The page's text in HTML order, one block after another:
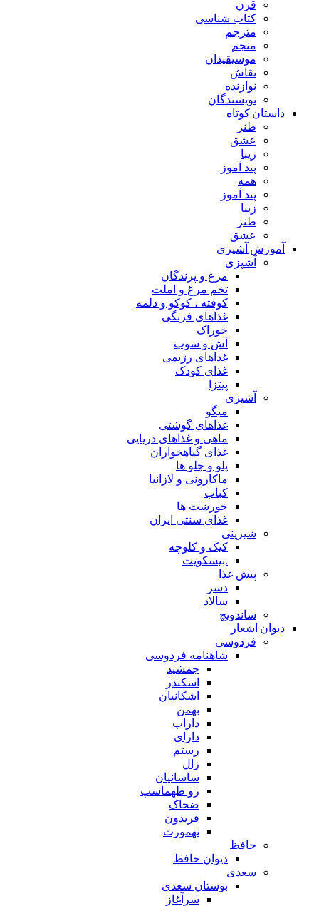
قرن
کتاب شناسی
مترجم
منجم
موسیقیدان
نقاش
نوازنده
نویسندگان
داستان کوتاه
طنز
عشق
زیبا
پند آموز
همه
پند آموز
زیبا
طنز
عشق
آموزش آشپزی
آشپزی
مرغ و پرندگان
تخم مرغ و املت
کوفته ، کوکو و دلمه
غذاهای فرنگی
خوراک
آش و سوپ
غذاهای رژیمی
غذای کودک
پیتزا
آشپزی
میگو
غذاهای گوشتی
ماهی و غذاهای دریایی
غذای گیاهخواران
پلو و چلو ها
ماکارونی و لازانیا
کباب
خورشت ها
غذای سنتی ایران
شیرینی
کیک و کلوچه
.بیسکویت
پیش غذا
دسر
سالاد
ساندویچ
دیوان اشعار
فردوسی
شاهنامه فردوسی
جمشید
اسکندر
اشکانیان
بهمن
داراب
دارای
رستم
زال
ساسانیان
زو طهماسپ‏
ضحاک
فریدون
تهمورث
حافظ
دیوان حافظ
سعدی
بوستان سعدی
سرآغاز